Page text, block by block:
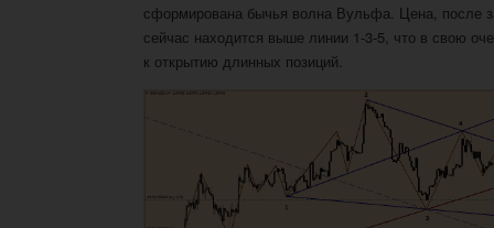
сформирована бычья волна Вульфа. Цена, после
сейчас находится выше линии 1-3-5, что в свою
к открытию длинных позиций.